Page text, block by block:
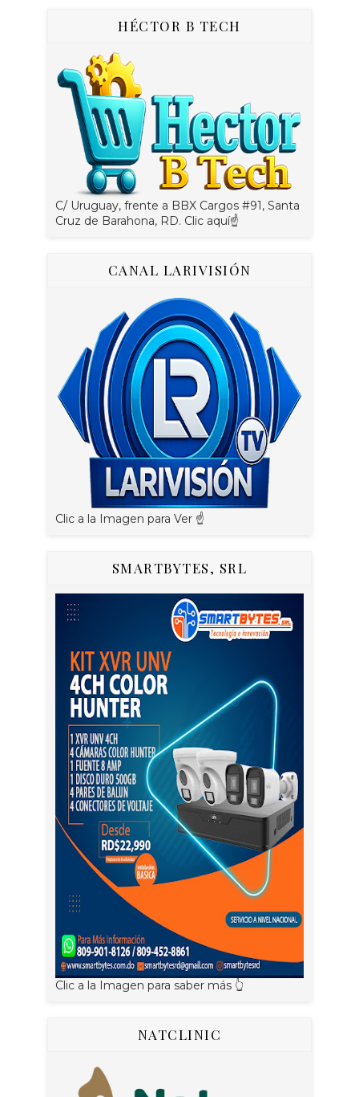
HÉCTOR B TECH
C/ Uruguay, frente a BBX Cargos #91, Santa
Cruz de Barahona, RD. Clic aquí☝
CANAL LARIVISIÓN
Clic a la Imagen para Ver ☝️
SMARTBYTES, SRL
Clic a la Imagen para saber más 👆
NATCLINIC